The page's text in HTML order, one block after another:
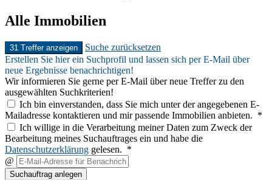
Alle Immobilien
31 Treffer anzeigen
Suche zurücksetzen
Erstellen Sie hier ein Suchprofil und lassen sich per E-Mail über
neue Ergebnisse benachrichtigen!
Wir informieren Sie gerne per E-Mail über neue Treffer zu den
ausgewählten Suchkriterien!
Ich bin einverstanden, dass Sie mich unter der angegebenen E-
Mailadresse kontaktieren und mir passende Immobilien anbieten. *
Ich willige in die Verarbeitung meiner Daten zum Zweck der
Bearbeitung meines Suchauftrages ein und habe die
Datenschutzerklärung gelesen. *
@
Suchauftrag anlegen